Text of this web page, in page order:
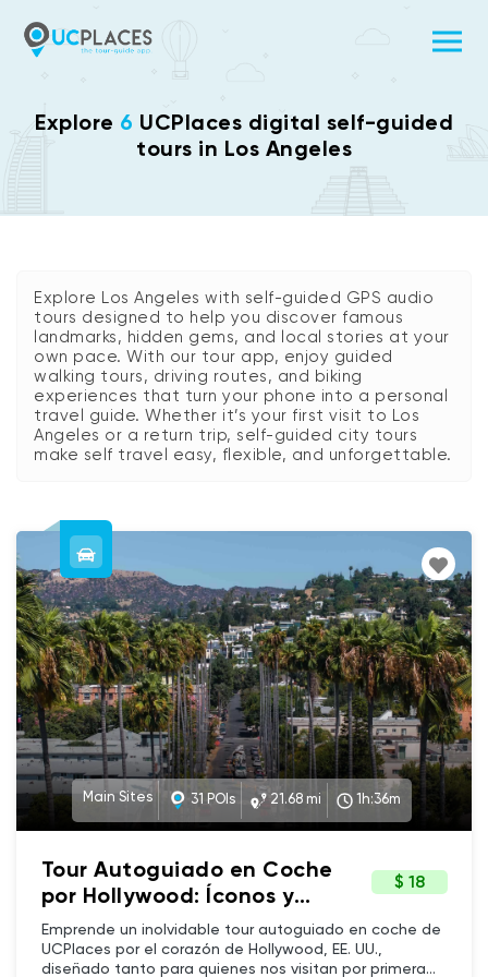
Explore 6 UCPlaces digital self-guided
tours in Los Angeles
Explore Los Angeles with self-guided GPS audio
tours designed to help you discover famous
landmarks, hidden gems, and local stories at your
own pace. With our tour app, enjoy guided
walking tours, driving routes, and biking
experiences that turn your phone into a personal
travel guide. Whether it’s your first visit to Los
Angeles or a return trip, self-guided city tours
make self travel easy, flexible, and unforgettable.
Main Sites 31 POIs 21.68 mi 1h:36m
Tour Autoguiado en Coche
por Hollywood: Íconos y
Selfies (Spanish)
$ 18
Emprende un inolvidable tour autoguiado en coche de
UCPlaces por el corazón de Hollywood, EE. UU.,
diseñado tanto para quienes nos visitan por primera